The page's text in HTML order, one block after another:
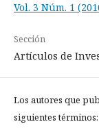
Vol. 3 Núm. 1
Sección
Artículos de
Los autores que
siguientes términos: